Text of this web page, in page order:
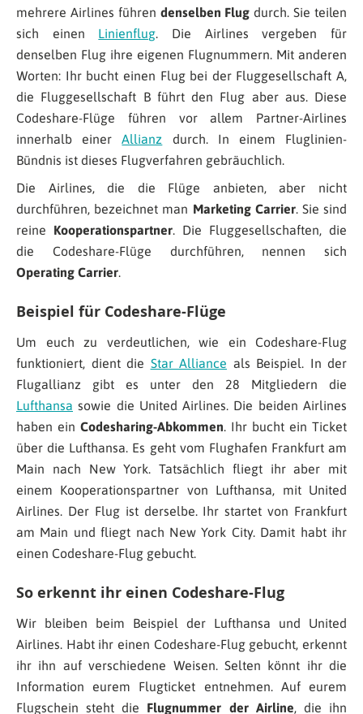
mehrere Airlines führen denselben Flug durch. Sie teilen
sich einen Linienflug. Die Airlines vergeben für
denselben Flug ihre eigenen Flugnummern. Mit anderen
Worten: Ihr bucht einen Flug bei der Fluggesellschaft A,
die Fluggesellschaft B führt den Flug aber aus. Diese
Codeshare-Flüge führen vor allem Partner-Airlines
innerhalb einerAllianz durch. In einem Fluglinien-
Bündnis ist dieses Flugverfahren gebräuchlich.
Die Airlines, die die Flüge anbieten, aber nicht
durchführen, bezeichnet man Marketing Carrier. Sie sind
reine Kooperationspartner. Die Fluggesellschaften, die
die Codeshare-Flüge durchführen, nennen sich
Operating Carrier.
Beispiel für Codeshare-Flüge
Um euch zu verdeutlichen, wie ein Codeshare-Flug
funktioniert, dient die Star Alliance als Beispiel. In der
Flugallianz gibt es unter den 28 Mitgliedern die
Lufthansa sowie die United Airlines. Die beiden Airlines
haben ein Codesharing-Abkommen. Ihr bucht ein Ticket
über die Lufthansa. Es geht vom Flughafen Frankfurt am
Main nach New York. Tatsächlich fliegt ihr aber mit
einem Kooperationspartner von Lufthansa, mit United
Airlines. Der Flug ist derselbe. Ihr startet von Frankfurt
am Main und fliegt nach New York City. Damit habt ihr
einen Codeshare-Flug gebucht.
So erkennt ihr einen Codeshare-Flug
Wir bleiben beim Beispiel der Lufthansa und United
Airlines. Habt ihr einen Codeshare-Flug gebucht, erkennt
ihr ihn auf verschiedene Weisen. Selten könnt ihr die
Information eurem Flugticket entnehmen. Auf eurem
Flugschein steht die Flugnummer der Airline, die ihn